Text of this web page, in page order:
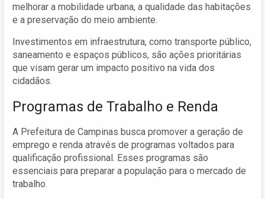
melhorar a mobilidade urbana, a qualidade das habitações
e a preservação do meio ambiente.
Investimentos em infraestrutura, como transporte público,
saneamento e espaços públicos, são ações prioritárias
que visam gerar um impacto positivo na vida dos
cidadãos.
Programas de Trabalho e Renda
A Prefeitura de Campinas busca promover a geração de
emprego e renda através de programas voltados para
qualificação profissional. Esses programas são
essenciais para preparar a população para o mercado de
trabalho.